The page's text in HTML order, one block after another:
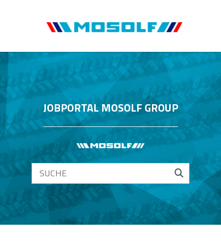
JOBPORTAL MOSOLF GROUP